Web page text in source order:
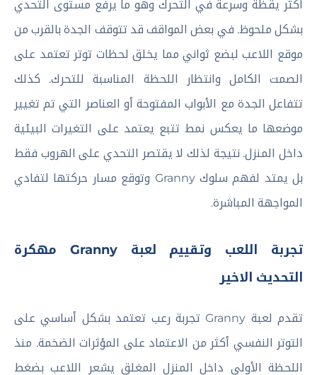
أكثر يقظة وسرعة في التحرك وهو ما يرفع مستوى التحدي
بشكل ملحوظ. في بعض المواقف قد تتوقف الجدة بالقرب من
موقع اللاعب لبضع ثواني مما يخلق لحظات توتر تعتمد على
الصمت الكامل وانتظار اللحظة المناسبة للتحرك. كذلك
تتفاعل الجدة مع الأبواب المفتوحة أو العناصر التي تم تغيير
موضعها ما يعكس نمط تتبع يعتمد على التغيرات البيئية
داخل المنزل. نتيجة لذلك لا يقتصر التحدي على الهروب فقط
بل يمتد لفهم سلوك Granny وتوقع مسار حركتها لتفادي
المواجهة المباشرة.
تجربة اللعب وتقييم لعبة Granny مهكرة
التحديث الاخير
تقدم لعبة Granny تجربة رعب تعتمد بشكل أساسي على
التوتر النفسي أكثر من الاعتماد على المؤثرات الضخمة. منذ
اللحظة الأولى داخل المنزل المغلق يشعر اللاعب بضغط